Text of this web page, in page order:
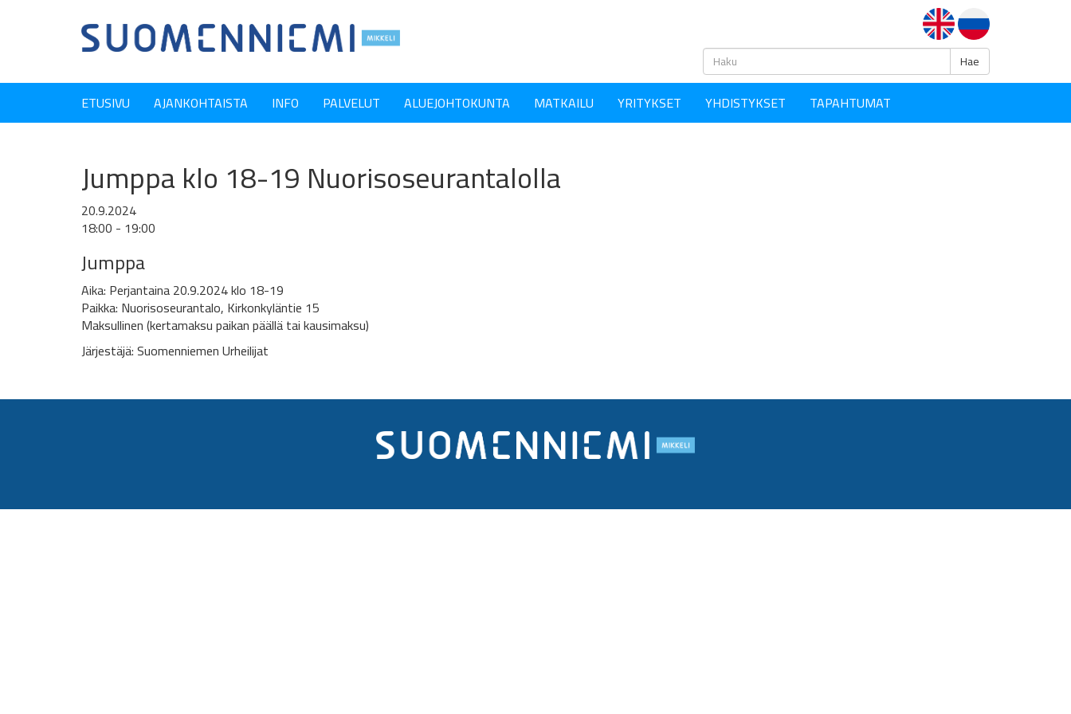
Haku
Hae
ETUSIVU AJANKOHTAISTA INFO PALVELUT ALUEJOHTOKUNTA MATKAILU YRITYKSET YHDISTYKSET TAPAHTUMAT
Jumppa klo 18-19 Nuorisoseurantalolla
20.9.2024
18:00 - 19:00
Jumppa
Aika: Perjantaina 20.9.2024 klo 18-19
Paikka: Nuorisoseurantalo, Kirkonkyläntie 15
Maksullinen (kertamaksu paikan päällä tai kausimaksu)
Järjestäjä: Suomenniemen Urheilijat